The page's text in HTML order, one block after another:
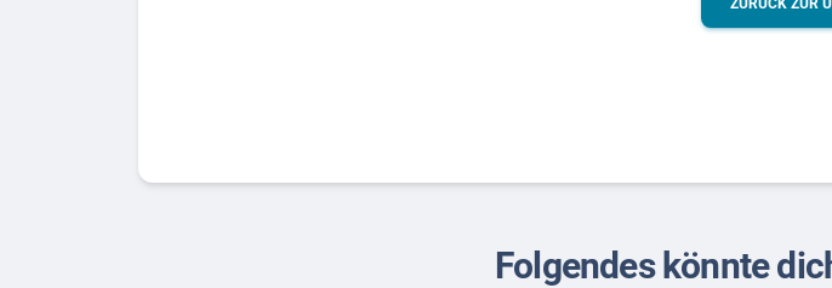
ZURÜCK ZUR
Folgendes könnte